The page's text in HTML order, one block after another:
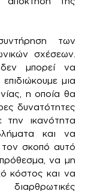
των
σχέσεων.
μπορεί να
μια
η οποία θα
δυνατότητες
την ικανότητα
και να
τον σκοπό αυτό
να μη
κόστος και να
διαρθρωτικές